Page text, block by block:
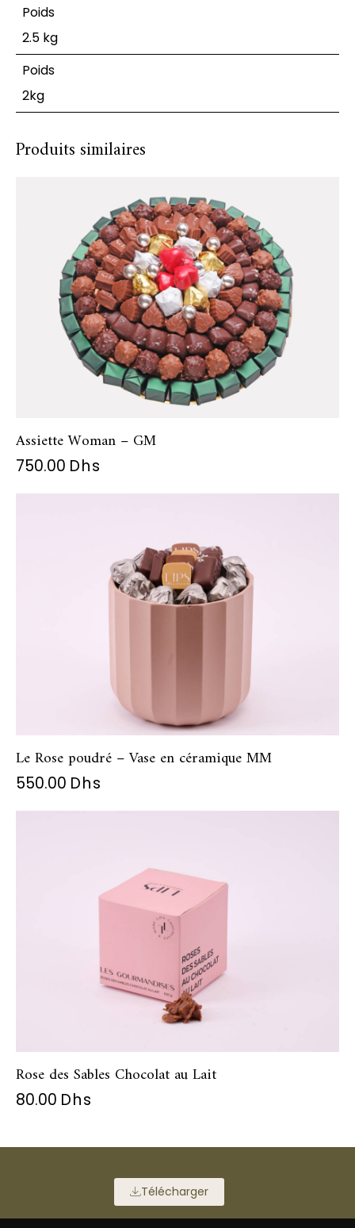
Poids
2.5 kg
Poids
2kg
Produits similaires
Assiette Woman – GM
750.00 Dhs
Le Rose poudré – Vase en céramique MM
550.00 Dhs
Rose des Sables Chocolat au Lait
80.00 Dhs
Télécharger